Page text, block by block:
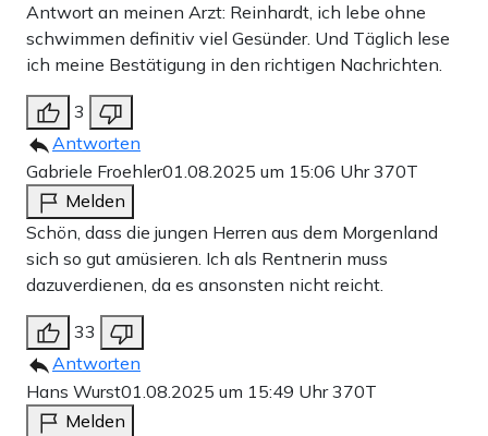
Antwort an meinen Arzt: Reinhardt, ich lebe ohne
schwimmen definitiv viel Gesünder. Und Täglich lese
ich meine Bestätigung in den richtigen Nachrichten.
3
Antworten
Gabriele Froehler01.08.2025 um 15:06 Uhr370T
Melden
Schön, dass die jungen Herren aus dem Morgenland
sich so gut amüsieren. Ich als Rentnerin muss
dazuverdienen, da es ansonsten nicht reicht.
33
Antworten
Hans Wurst01.08.2025 um 15:49 Uhr370T
Melden